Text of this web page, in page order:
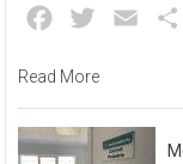
Facebook
Twitter Email
Read More